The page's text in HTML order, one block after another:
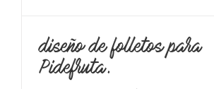
diseño de folletos para
Pidefruta.